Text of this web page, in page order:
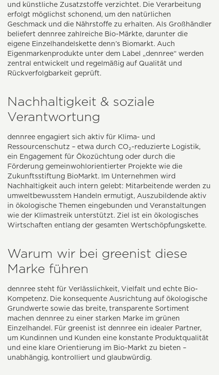
und künstliche Zusatzstoffe verzichtet. Die Verarbeitung
erfolgt möglichst schonend, um den natürlichen
Geschmack und die Nährstoffe zu erhalten. Als Großhändler
beliefert dennree zahlreiche Bio-Märkte, darunter die
eigene Einzelhandelskette denn’s Biomarkt. Auch
Eigenmarkenprodukte unter dem Label „dennree“ werden
zentral entwickelt und regelmäßig auf Qualität und
Rückverfolgbarkeit geprüft.
Nachhaltigkeit & soziale
Verantwortung
dennree engagiert sich aktiv für Klima- und
Ressourcenschutz – etwa durch CO₂-reduzierte Logistik,
ein Engagement für Ökozüchtung oder durch die
Förderung gemeinwohlorientierter Projekte wie die
Zukunftsstiftung BioMarkt. Im Unternehmen wird
Nachhaltigkeit auch intern gelebt: Mitarbeitende werden zu
umweltbewusstem Handeln ermutigt, Auszubildende aktiv
in ökologische Themen eingebunden und Veranstaltungen
wie der Klimastreik unterstützt. Ziel ist ein ökologisches
Wirtschaften entlang der gesamten Wertschöpfungskette.
Warum wir bei greenist diese
Marke führen
dennree steht für Verlässlichkeit, Vielfalt und echte Bio-
Kompetenz. Die konsequente Ausrichtung auf ökologische
Grundwerte sowie das breite, transparente Sortiment
machen dennree zu einer starken Marke im grünen
Einzelhandel. Für greenist ist dennree ein idealer Partner,
um Kundinnen und Kunden eine konstante Produktqualität
und eine klare Orientierung im Bio-Markt zu bieten –
unabhängig, kontrolliert und glaubwürdig.